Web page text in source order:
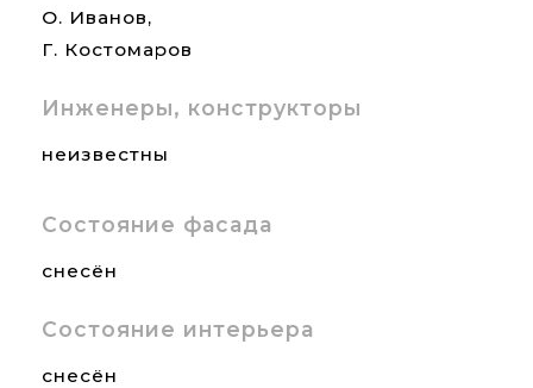
О. Иванов,
Г. Костомаров
Инженеры, конструкторы
неизвестны
Состояние фасада
снесён
Состояние интерьера
снесён